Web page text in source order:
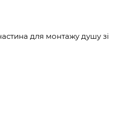
для монтажу душу зі